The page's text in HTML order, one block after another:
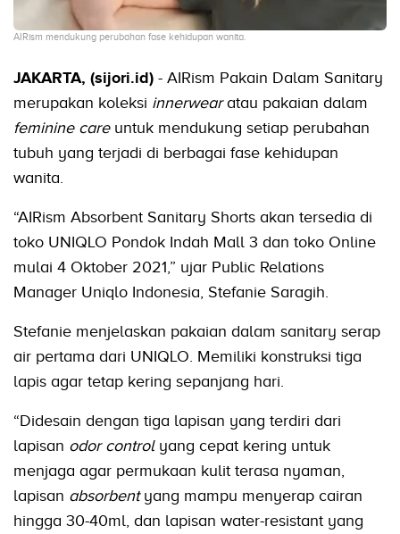
AIRism mendukung perubahan fase kehidupan wanita.
JAKARTA, (sijori.id) - AIRism Pakain Dalam Sanitary
merupakan koleksi innerwearatau pakaian dalam
feminine careuntuk mendukung setiap perubahan
tubuh yang terjadi di berbagai fase kehidupan
wanita.
“AIRism Absorbent Sanitary Shorts akan tersedia di
toko UNIQLO Pondok Indah Mall 3 dan toko Online
mulai 4 Oktober 2021,” ujar Public Relations
Manager Uniqlo Indonesia, Stefanie Saragih.
Stefanie menjelaskan pakaian dalam sanitary serap
air pertama dari UNIQLO. Memiliki konstruksi tiga
lapis agar tetap kering sepanjang hari.
“Didesain dengan tiga lapisan yang terdiri dari
lapisan odor control yang cepat kering untuk
menjaga agar permukaan kulit terasa nyaman,
lapisan absorbent yang mampu menyerap cairan
hingga 30-40ml, dan lapisan water-resistant yang